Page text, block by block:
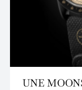
UNE